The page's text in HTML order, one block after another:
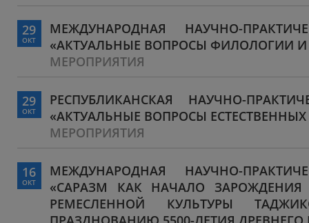
29
ОКТ
МЕЖДУНАРОДНАЯ НАУЧНО-
«АКТУАЛЬНЫЕ ВОПРОСЫ ФИЛОЛОГИИ
МЕРОПРИЯТИЯ
29
ОКТ
РЕСПУБЛИКАНСКАЯ НАУЧНО-
«АКТУАЛЬНЫЕ ВОПРОСЫ
МЕРОПРИЯТИЯ
16
ОКТ
МЕЖДУНАРОДНАЯ НАУЧНО-
«САРАЗМ КАК НАЧАЛО ЗАРОЖДЕНИЯ
РЕМЕСЛЕННОЙ КУЛЬТУРЫ